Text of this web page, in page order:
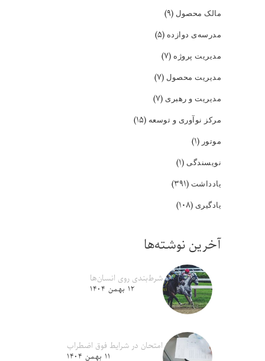
مالک محصول (۹)
مدرسه‌ی دوازده (۵)
مدیریت پروژه (۷)
مدیریت محصول (۷)
مدیریت و رهبری (۷)
مرکز نوآوری و توسعه (۱۵)
موتور (۱)
نویسندگی (۱)
یادداشت (۳۹۱)
یادگیری (۱۰۸)
آخرین نوشته‌ها
شرط‌بندی روی انسان‌ها
۱۲ بهمن ۱۴۰۴
امتحان در شرایط فوق اضطراب
۱۱ بهمن ۱۴۰۴